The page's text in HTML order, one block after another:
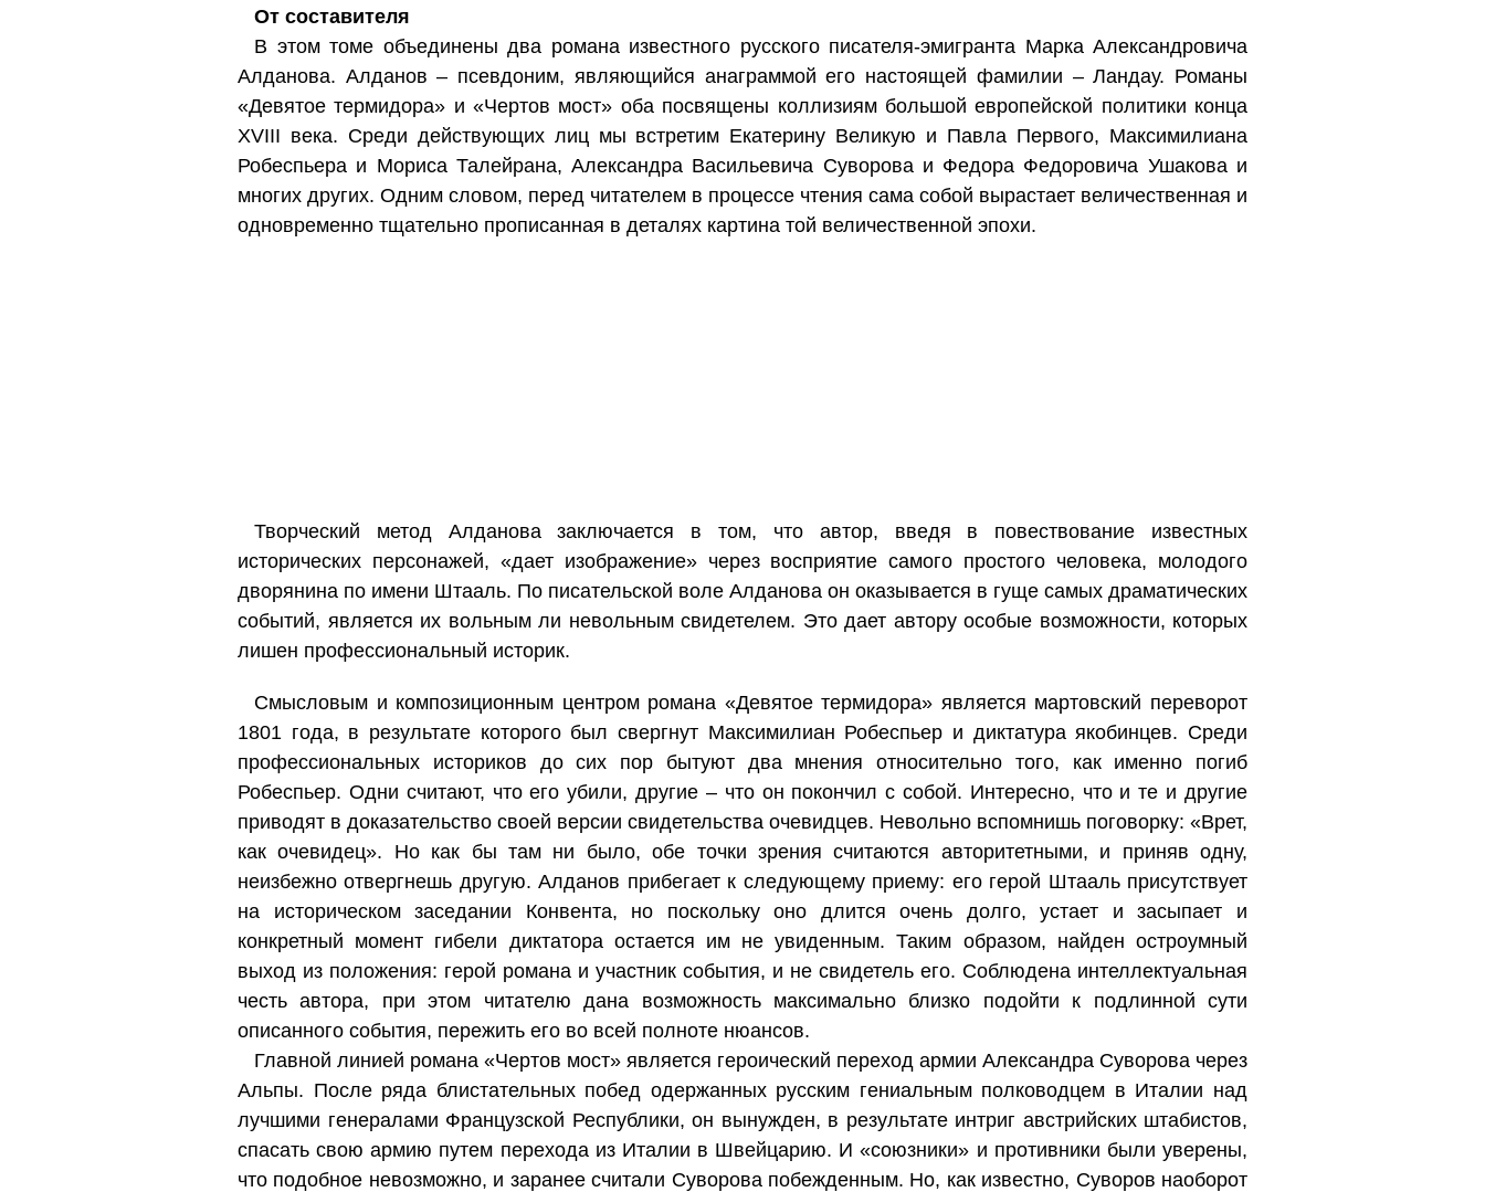
От составителя
В этом томе объединены два романа известного русского писателя-эмигранта Марка Александровича
Алданова. Алданов – псевдоним, являющийся анаграммой его настоящей фамилии – Ландау. Романы
«Девятое термидора» и «Чертов мост» оба посвящены коллизиям большой европейской политики конца
XVIII века. Среди действующих лиц мы встретим Екатерину Великую и Павла Первого, Максимилиана
Робеспьера и Мориса Талейрана, Александра Васильевича Суворова и Федора Федоровича Ушакова и
многих других. Одним словом, перед читателем в процессе чтения сама собой вырастает величественная и
одновременно тщательно прописанная в деталях картина той величественной эпохи.
Творческий метод Алданова заключается в том, что автор, введя в повествование известных
исторических персонажей, «дает изображение» через восприятие самого простого человека, молодого
дворянина по имени Штааль. По писательской воле Алданова он оказывается в гуще самых драматических
событий, является их вольным ли невольным свидетелем. Это дает автору особые возможности, которых
лишен профессиональный историк.
Смысловым и композиционным центром романа «Девятое термидора» является мартовский переворот
1801 года, в результате которого был свергнут Максимилиан Робеспьер и диктатура якобинцев. Среди
профессиональных историков до сих пор бытуют два мнения относительно того, как именно погиб
Робеспьер. Одни считают, что его убили, другие – что он покончил с собой. Интересно, что и те и другие
приводят в доказательство своей версии свидетельства очевидцев. Невольно вспомнишь поговорку: «Врет,
как очевидец». Но как бы там ни было, обе точки зрения считаются авторитетными, и приняв одну,
неизбежно отвергнешь другую. Алданов прибегает к следующему приему: его герой Штааль присутствует
на историческом заседании Конвента, но поскольку оно длится очень долго, устает и засыпает и
конкретный момент гибели диктатора остается им не увиденным. Таким образом, найден остроумный
выход из положения: герой романа и участник события, и не свидетель его. Соблюдена интеллектуальная
честь автора, при этом читателю дана возможность максимально близко подойти к подлинной сути
описанного события, пережить его во всей полноте нюансов.
Главной линией романа «Чертов мост» является героический переход армии Александра Суворова через
Альпы. После ряда блистательных побед одержанных русским гениальным полководцем в Италии над
лучшими генералами Французской Республики, он вынужден, в результате интриг австрийских штабистов,
спасать свою армию путем перехода из Италии в Швейцарию. И «союзники» и противники были уверены,
что подобное невозможно, и заранее считали Суворова побежденным. Но, как известно, Суворов наоборот